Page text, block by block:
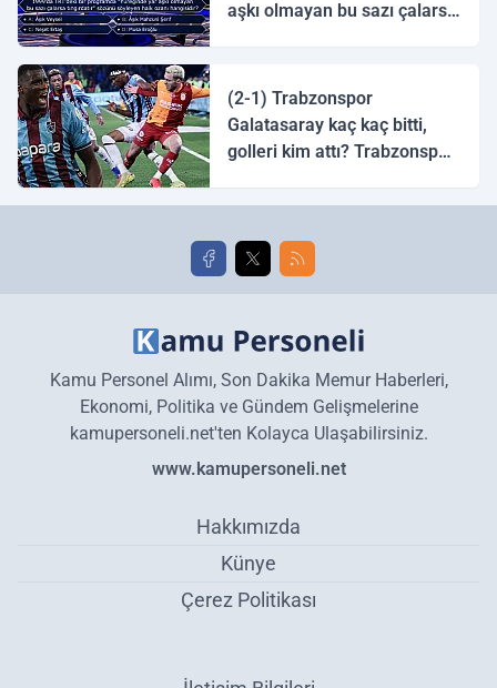
aşkı olmayan bu sazı çalarsa
(2-1) Trabzonspor
Galatasaray kaç kaç bitti,
golleri kim attı? Trabzonspor
golleri!
Kamu Personel Alımı, Son Dakika Memur Haberleri,
Ekonomi, Politika ve Gündem Gelişmelerine
kamupersoneli.net'ten Kolayca Ulaşabilirsiniz.
www.kamupersoneli.net
Hakkımızda
Künye
Çerez Politikası